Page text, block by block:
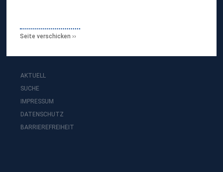
Seite verschicken
AKTUELL
SUCHE
IMPRESSUM
DATENSCHUTZ
BARRIEREFREIHEIT